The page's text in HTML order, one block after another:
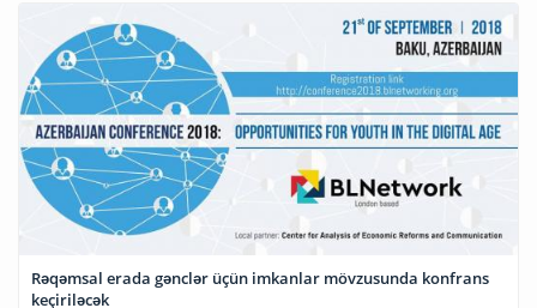
Rəqəmsal erada gənclər üçün imkanlar mövzusunda konfrans
keçiriləcək